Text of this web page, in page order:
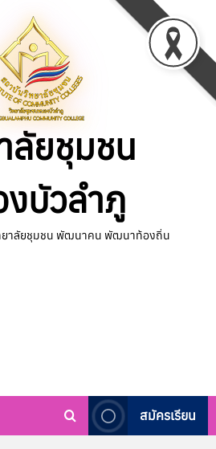
ลัยชุมชน
บัวลำภู
ยาลัยชุมชน พัฒนาคน พัฒนาท้องถิ่น
สมัครเรียน